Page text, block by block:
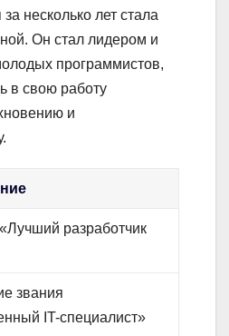
несколько лет стала
Он стал лидером и
программистов,
в свою работу
и
разработчик
звания
IT-специалист»